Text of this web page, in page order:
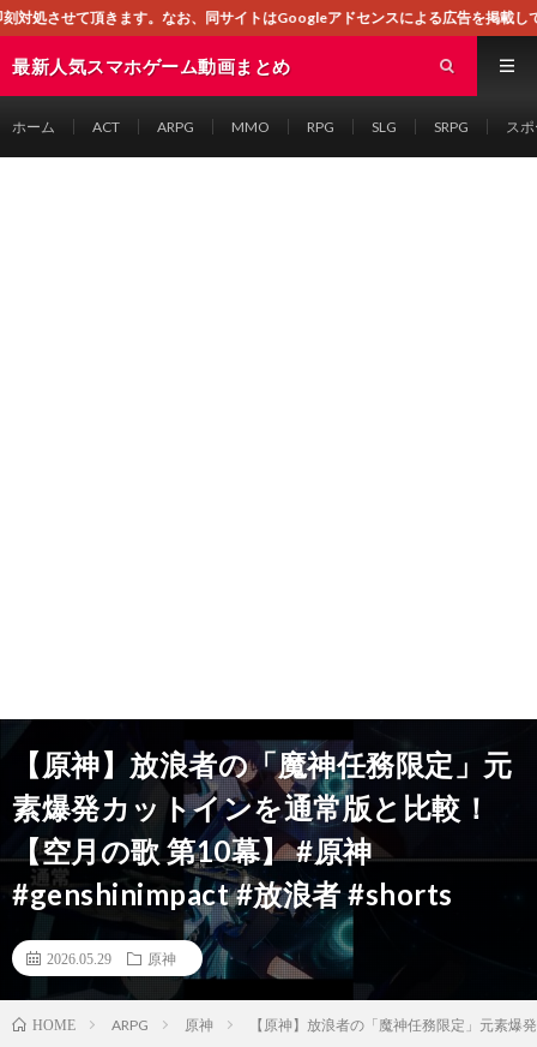
なお、同サイトはGoogleアドセンスによる広告を掲載しております。
最新人気スマホゲーム動画まとめ
ホーム ACT ARPG MMO RPG SLG SRPG ス
【原神】放浪者の「魔神任務限定」元
素爆発カットインを通常版と比較！
【空月の歌 第10幕】 #原神
#genshinimpact #放浪者 #shorts
2026.05.29 原神
HOME ARPG 原神 【原神】放浪者の「魔神任務限定」元素